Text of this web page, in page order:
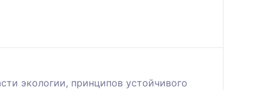
экологии, принципов устойчивого